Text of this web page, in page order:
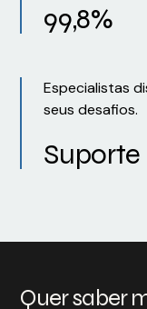
99,8%
Especialistas
seus desafios.
Suporte
Quer saber